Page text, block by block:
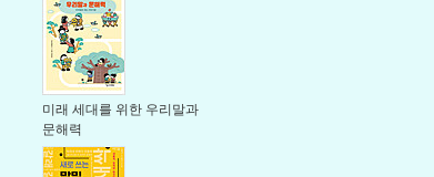
미래 세대를 위한 우리말과
문해력